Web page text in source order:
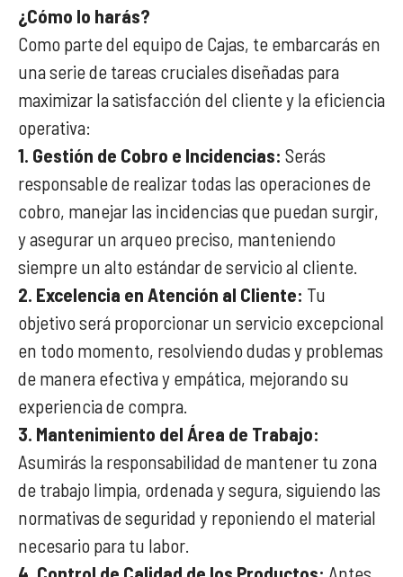
¿Cómo lo harás?
Como parte del equipo de Cajas, te embarcarás en
una serie de tareas cruciales diseñadas para
maximizar la satisfacción del cliente y la eficiencia
operativa:
1. Gestión de Cobro e Incidencias: Serás
responsable de realizar todas las operaciones de
cobro, manejar las incidencias que puedan surgir,
y asegurar un arqueo preciso, manteniendo
siempre un alto estándar de servicio al cliente.
2. Excelencia en Atención al Cliente: Tu
objetivo será proporcionar un servicio excepcional
en todo momento, resolviendo dudas y problemas
de manera efectiva y empática, mejorando su
experiencia de compra.
3. Mantenimiento del Área de Trabajo:
Asumirás la responsabilidad de mantener tu zona
de trabajo limpia, ordenada y segura, siguiendo las
normativas de seguridad y reponiendo el material
necesario para tu labor.